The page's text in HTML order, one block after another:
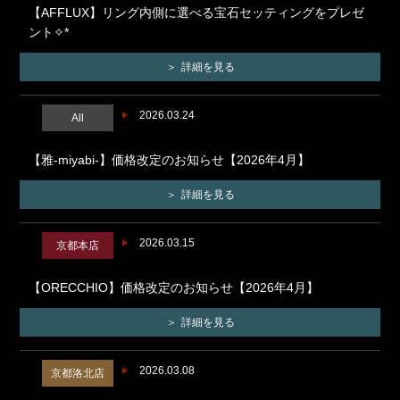
【AFFLUX】リング内側に選べる宝石セッティングをプレゼ
ント✧*
詳細を見る
2026.03.24
All
【雅-miyabi-】価格改定のお知らせ【2026年4月】
詳細を見る
2026.03.15
京都本店
【ORECCHIO】価格改定のお知らせ【2026年4月】
詳細を見る
2026.03.08
京都洛北店